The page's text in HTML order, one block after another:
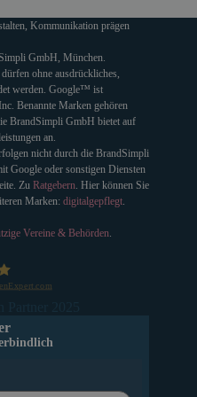
Kommunikation prägen
GmbH, München.
ohne ausdrückliches,
werden. Google™ ist
Benannte Marken gehören
BrandSimpli GmbH bietet auf
an.
nicht durch die BrandSimpli
Google oder sonstigen Diensten
Zu Ratgebern. Hier können Sie
Marken: digitalgepflegt.
Vereine & Behörden.